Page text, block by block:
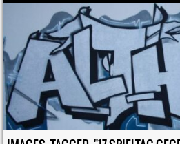
Skip to content